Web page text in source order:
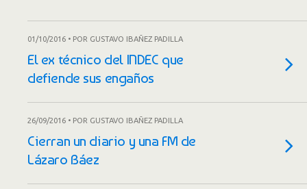
01/10/2016 • POR GUSTAVO IBAÑEZ PADILLA
El ex técnico del INDEC que
defiende sus engaños
26/09/2016 • POR GUSTAVO IBAÑEZ PADILLA
Cierran un diario y una FM de
Lázaro Báez